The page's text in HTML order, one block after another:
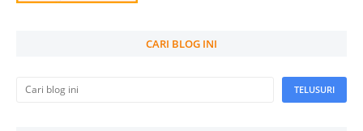
CARI BLOG INI